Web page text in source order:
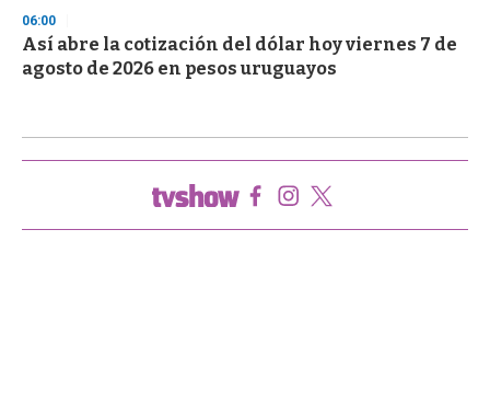
06:00
Así abre la cotización del dólar hoy viernes 7 de
agosto de 2026 en pesos uruguayos